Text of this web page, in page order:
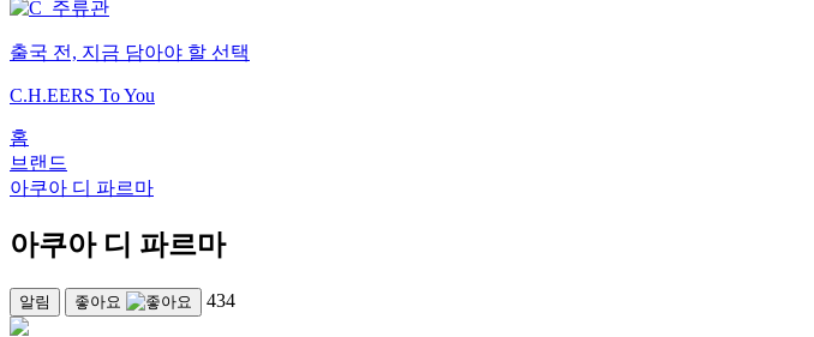
출국 전, 지금 담아야 할 선택
C.H.EERS To You
홈
브랜드
아쿠아 디 파르마
아쿠아 디 파르마
알림 좋아요 434